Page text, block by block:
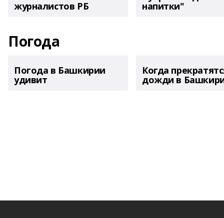
журналистов РБ напитки"
Погода
Погода в Башкирии
удивит
Когда
дожди в